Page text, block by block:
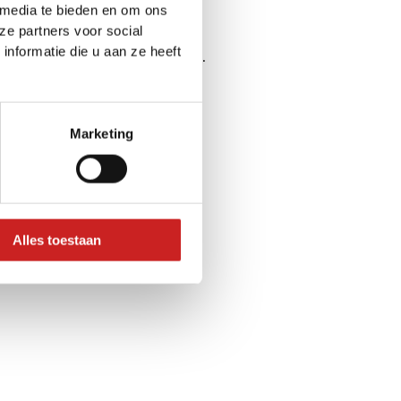
te bieden en om ons
partners voor social
die u aan ze heeft
Marketing
Alles toestaan
console for more information).